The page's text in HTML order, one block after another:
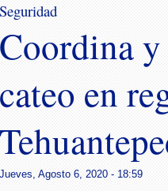
Seguridad
Coordina
cateo en
Jueves, Agosto 6, 2020 - 18:59